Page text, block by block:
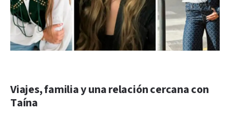
Viajes, familia y una relación cercana con
Taína